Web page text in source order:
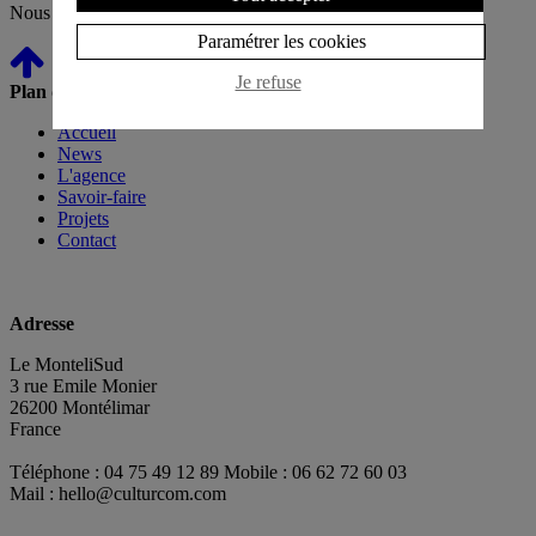
Nous vous souhaitons une bonne lecture !
Plan du site
Accueil
News
L'agence
Savoir-faire
Projets
Contact
Adresse
Le MonteliSud
3 rue Emile Monier
26200 Montélimar
France
Téléphone : 04 75 49 12 89 Mobile : 06 62 72 60 03
Mail : hello@culturcom.com
Paramétrer les cookies
Je refuse